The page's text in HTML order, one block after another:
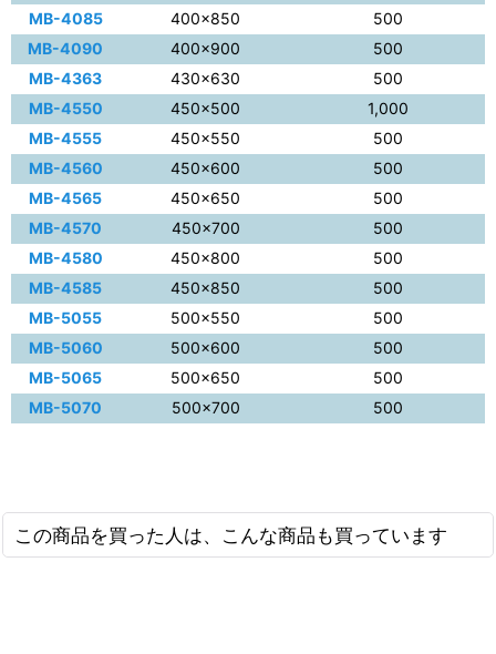
MB-4085
400×850
500
MB-4090
400×900
500
MB-4363
430×630
500
MB-4550
450×500
1,000
MB-4555
450×550
500
MB-4560
450×600
500
MB-4565
450×650
500
MB-4570
450×700
500
MB-4580
450×800
500
MB-4585
450×850
500
MB-5055
500×550
500
MB-5060
500×600
500
MB-5065
500×650
500
MB-5070
500×700 500
この商品を買った人は、こんな商品も買っています